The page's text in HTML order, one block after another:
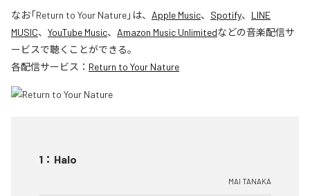
なお「Return to Your Nature」は、 Apple Music、 Spotify、 LINE
MUSIC、 YouTube Music、 Amazon Music Unlimitedなどの音楽配信サ
ービスで聴くことができる。
各配信サービス： Return to Your Nature
1 ： Halo
MAI TANAKA